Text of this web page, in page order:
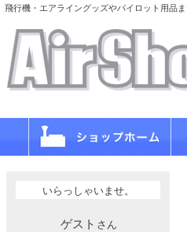
飛行機・エアライングッズやパイロット用品ま
いらっしゃいませ。
ゲスト さん